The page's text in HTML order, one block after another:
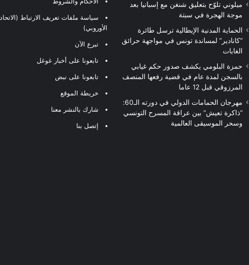
ميلوني تلوّح بتعليق شنغن مع إسبانيا بعد
موجة الهجرة في سبتة
الحماية المدنية الإيطالية ترسل طائرة
“كانادير” لمساندة تونس في مواجهة حرائق
الغابات
حمزة البلومي يكشف صدور حكم غيابي
بالسجن لمدة عام في قضية رفعها المنصف
المرزوقي قبل 12 عاما
مهرجان الحمامات الدولي في دورته الـ60:
“ذاكرة تعيش” بين عراقة المسرح التونسي
وسحر الموسيقى العالمية
سياسة ملفات تعريف الارتباط (الاتحاد
الأوروبي)
تبرع الآن
تابعونا على أخبار غوغل
تابعونا على نبض
خريطة الموقع
شارك بالنشر معنا
إتصل بنا